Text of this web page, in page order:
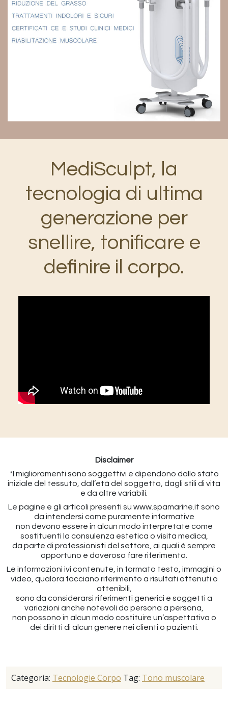
MediSculpt, la
tecnologia di ultima
generazione per
snellire, tonificare e
definire il corpo.
Disclaimer
*I miglioramenti sono soggettivi e dipendono dallo stato
iniziale del tessuto, dall’età del soggetto, dagli stili di vita
e da altre variabili.
Le pagine e gli articoli presenti su www.spamarine.it sono
da intendersi come puramente informative
non devono essere in alcun modo interpretate come
sostituenti la consulenza estetica o visita medica,
da parte di professionisti del settore, ai quali è sempre
opportuno e doveroso fare riferimento.
Le informazioni ivi contenute, in formato testo, immagini o
video, qualora facciano riferimento a risultati ottenuti o
ottenibili,
sono da considerarsi riferimenti generici e soggetti a
variazioni anche notevoli da persona a persona,
non possono in alcun modo costituire un’aspettativa o
dei diritti di alcun genere nei clienti o pazienti.
Categoria: Tecnologie Corpo Tag: Tono muscolare